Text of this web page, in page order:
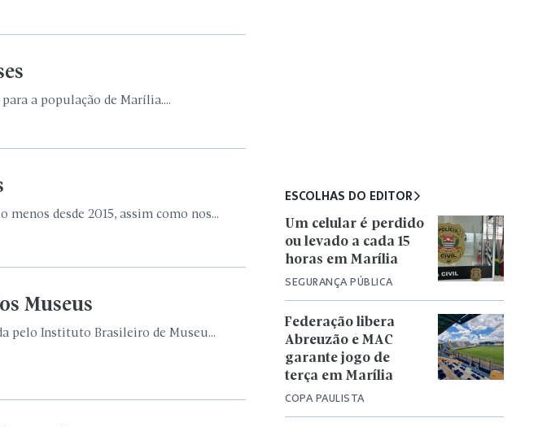
a população de Marília....
desde 2015, assim como nos...
Museus
pelo Instituto Brasileiro de Museu...
ESCOLHAS DO EDITOR
SEGURANÇA PÚBLICA
Um celular é perdido
ou levado a cada 15
horas em Marília
COPA PAULISTA
Federação libera
Abreuzão e MAC
garante jogo de
terça em Marília